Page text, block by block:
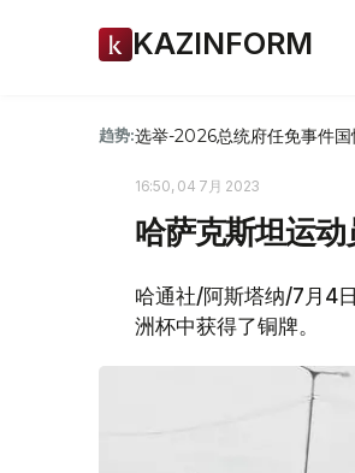
KAZINFORM
趋势:选举-2026总统府任免事件
16:50, 04 7月 2023
哈萨克斯坦运
哈通社/阿斯塔纳/7月4
洲杯中获得了铜牌。